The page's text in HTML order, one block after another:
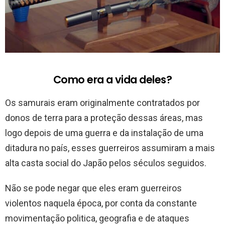
Como era a vida deles?
Os samurais eram originalmente contratados por
donos de terra para a proteção dessas áreas, mas
logo depois de uma guerra e da instalação de uma
ditadura no país, esses guerreiros assumiram a mais
alta casta social do Japão pelos séculos seguidos.
Não se pode negar que eles eram guerreiros
violentos naquela época, por conta da constante
movimentação politica, geografia e de ataques